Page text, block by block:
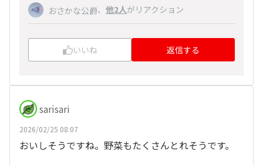
おさかな公爵、 他2人がリアクション
いいね 返信する
sarisari
2026/02/25 08:07
おいしそうですね。野菜もたくさんとれそうです。